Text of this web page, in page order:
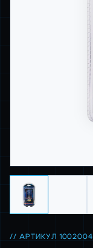
// АРТИКУЛ 1002004